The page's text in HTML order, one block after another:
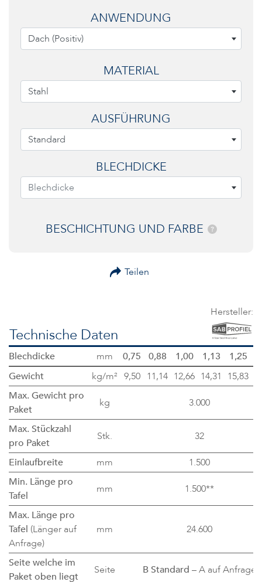
ANWENDUNG
Dach (Positiv)
MATERIAL
Stahl
AUSFÜHRUNG
Standard
BLECHDICKE
Blechdicke
BESCHICHTUNG UND FARBE ?
Teilen
Hersteller:
Technische Daten
Blechdicke mm 0,75 0,88 1,00 1,13 1,25
Gewicht
kg/m² 9,50 11,14 12,66 14,31 15,83
Max. Gewicht pro
Paket
kg 3.000
Max. Stückzahl
pro Paket
Stk. 32
Einlaufbreite mm
1.500
Min. Länge pro
Tafel
mm 1.500**
Max. Länge pro
Tafel (Länger auf
Anfrage)
mm 24.600
Seite welche im
Paket oben liegt
Seite B Standard – A auf Anfrage